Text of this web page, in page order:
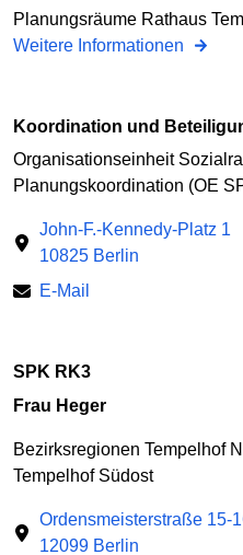
Planungsräume Rathaus
Weitere Informationen
Koordination und
Organisationseinheit
Planungskoordination (OE
John-F.-Kennedy-Platz 1
10825 Berlin
E-Mail
SPK RK3
Frau Heger
Bezirksregionen Tempelhof
Tempelhof Südost
Ordensmeisterstraße 15-
12099 Berlin